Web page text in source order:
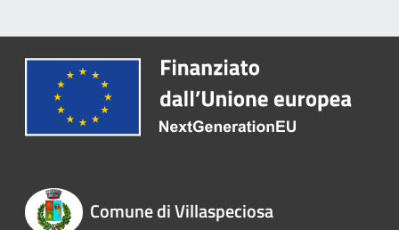
Comune di Villaspeciosa